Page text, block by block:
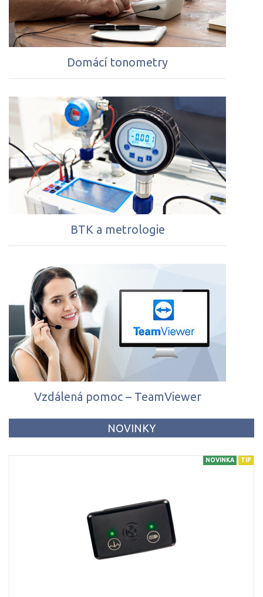
Domácí tonometry
BTK a metrologie
Vzdálená pomoc – TeamViewer
NOVINKY
NOVINKA TIP